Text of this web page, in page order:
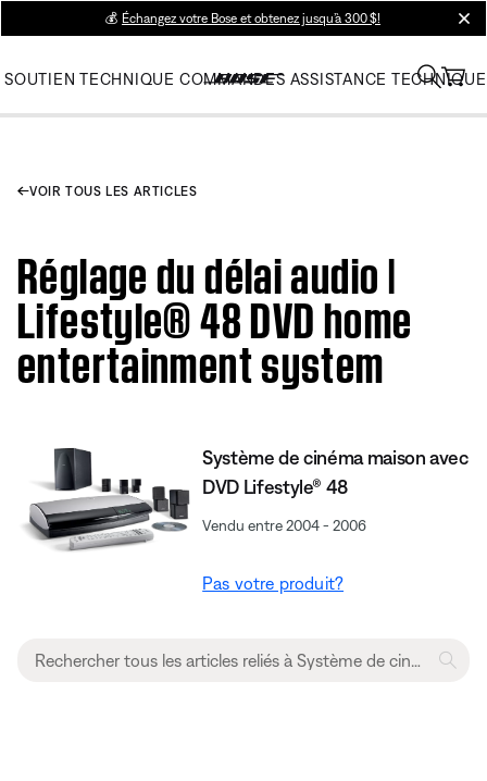
💰 Échangez votre Bose et obtenez jusqu’à 300 $!
SOUTIEN TECHNIQUE COMMANDES ASSISTANCE TECHNIQUE
VOIR TOUS LES ARTICLES
Réglage du délai audio |
Lifestyle® 48 DVD home
entertainment system
Système de cinéma maison avec
DVD Lifestyle® 48
Vendu entre 2004 - 2006
Pas votre produit?